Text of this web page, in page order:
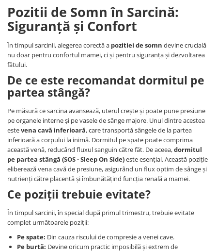
Pozitii de Somn în Sarcină:
Siguranță și Confort
În timpul sarcinii, alegerea corectă a pozitiei de somn devine crucială
nu doar pentru confortul mamei, ci și pentru siguranța și dezvoltarea
fătului.
De ce este recomandat dormitul pe
partea stângă?
Pe măsură ce sarcina avansează, uterul crește și poate pune presiune
pe organele interne și pe vasele de sânge majore. Unul dintre acestea
estevena cavă inferioară, care transportă sângele de la partea
inferioară a corpului la inimă. Dormitul pe spate poate comprima
această venă, reducând fluxul sanguin către făt. De aceea,dormitul
pe partea stângă (SOS - Sleep On Side)este esențial. Această poziție
eliberează vena cavă de presiune, asigurând un flux optim de sânge și
nutrienți către placentă și îmbunătățind funcția renală a mamei.
Ce poziții trebuie evitate?
În timpul sarcinii, în special după primul trimestru, trebuie evitate
complet următoarele poziții:
Pe spate: Din cauza riscului de compresie a venei cave.
Pe burtă: Devine oricum practic imposibilă și extrem de